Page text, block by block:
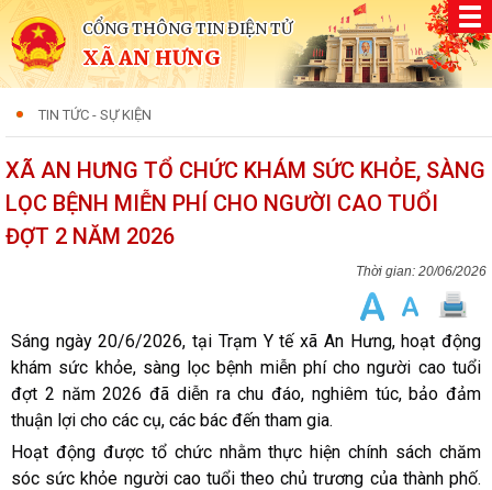
CỔNG THÔNG TIN ĐIỆN TỬ
XÃ AN HƯNG
TIN TỨC - SỰ KIỆN
XÃ AN HƯNG TỔ CHỨC KHÁM SỨC KHỎE, SÀNG
LỌC BỆNH MIỄN PHÍ CHO NGƯỜI CAO TUỔI
ĐỢT 2 NĂM 2026
20/06/2026
Sáng ngày 20/6/2026, tại Trạm Y tế xã An Hưng, hoạt động
khám sức khỏe, sàng lọc bệnh miễn phí cho người cao tuổi
đợt 2 năm 2026 đã diễn ra chu đáo, nghiêm túc, bảo đảm
thuận lợi cho các cụ, các bác đến tham gia.
Hoạt động được tổ chức nhằm thực hiện chính sách chăm
sóc sức khỏe người cao tuổi theo chủ trương của thành phố.